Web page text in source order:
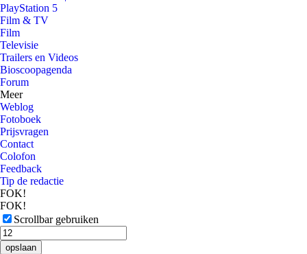
PlayStation 5
Film & TV
Film
Televisie
Trailers en Videos
Bioscoopagenda
Forum
Meer
Weblog
Fotoboek
Prijsvragen
Contact
Colofon
Feedback
Tip de redactie
FOK!
FOK!
Scrollbar gebruiken
opslaan